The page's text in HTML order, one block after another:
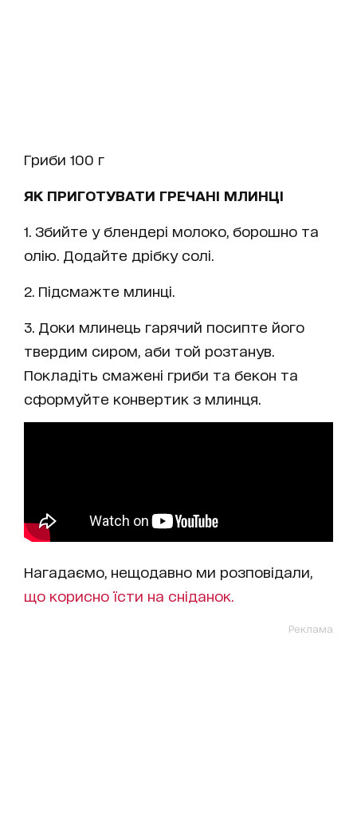
Гриби 100 г
ЯК ПРИГОТУВАТИ ГРЕЧАНІ МЛИНЦІ
1. Збийте у блендері молоко, борошно та
олію. Додайте дрібку солі.
2. Підсмажте млинці.
3. Доки млинець гарячий посипте його
твердим сиром, аби той розтанув.
Покладіть смажені гриби та бекон та
сформуйте конвертик з млинця.
Нагадаємо, нещодавно ми розповідали,
що корисно їсти на сніданок.
Реклама